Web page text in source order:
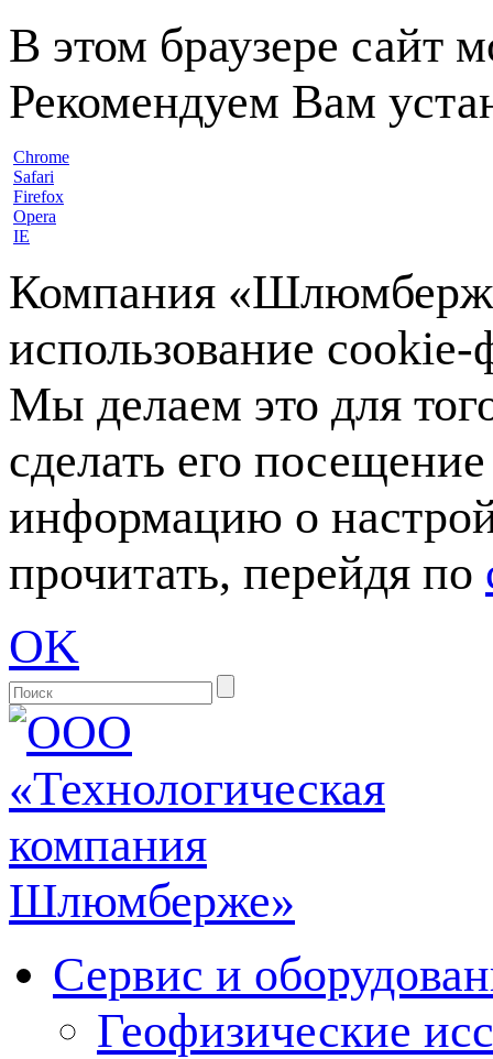
В этом браузере сайт
Рекомендуем Вам
Chrome
Safari
Firefox
Opera
IE
Компания
использование
Мы делаем это для
сделать его
информацию о
прочитать, перейдя по
OK
Сервис и
Геофизические